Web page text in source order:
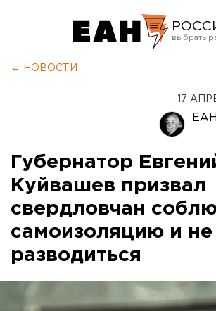
← НОВОСТИ
17
Губернатор
Куйвашев призвал
свердловчан
самоизоляцию и не
разводиться